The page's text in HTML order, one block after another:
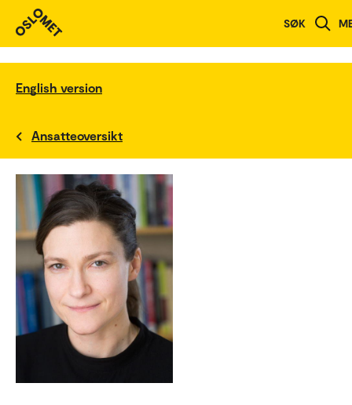
SØK
English version
Ansatteoversikt